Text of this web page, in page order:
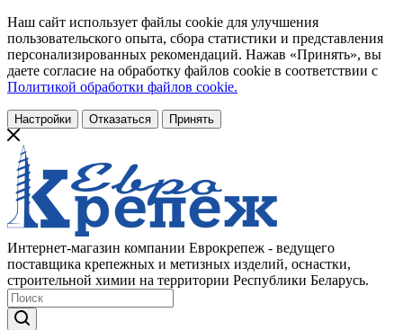
Наш сайт использует файлы cookie для улучшения
пользовательского опыта, сбора статистики и представления
персонализированных рекомендаций. Нажав «Принять», вы
даете согласие на обработку файлов cookie в соответствии с
Политикой обработки файлов cookie.
Настройки Отказаться Принять
Интернет-магазин компании Еврокрепеж - ведущего
поставщика крепежных и метизных изделий, оснастки,
строительной химии на территории Республики Беларусь.